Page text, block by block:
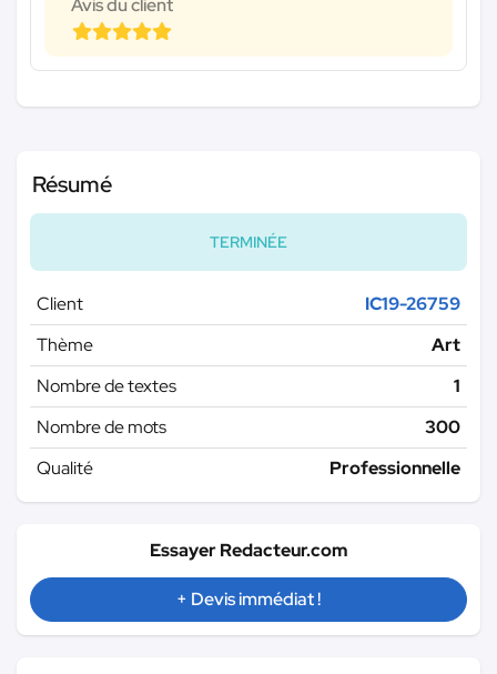
Résumé
TERMINÉE
Client
IC19-26759
Thème
Art
Nombre de textes
1
Nombre de mots
300
Qualité
Professionnelle
Essayer Redacteur.com
+ Devis immédiat !